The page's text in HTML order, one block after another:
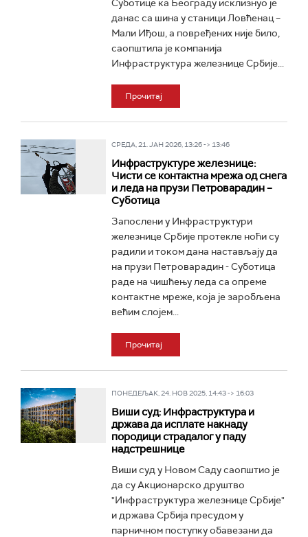
Суботице ка Београду исклизнуо је
данас са шина у станици Ловћенац –
Мали Иђош, а повређених није било,
саопштила је компанија
Инфраструктура железнице Србије...
Прочитај
СРЕДА, 21. ЈАН 2026, 13:26 -> 13:46
Инфраструктуре железнице:
Чисти се контактна мрежа од снега
и леда на прузи Петроварадин –
Суботица
Запослени у Инфраструктури
железнице Србије протекле ноћи су
радили и током дана настављају да
на прузи Петроварадин - Суботица
раде на чишћењу леда са опреме
контактне мреже, која је заробљена
већим слојем...
Прочитај
ПОНЕДЕЉАК, 24. НОВ 2025, 14:43 -> 16:03
Виши суд: Инфраструктура и
држава да исплате накнаду
породици страдалог у паду
надстрешнице
Виши суд у Новом Саду саопштио је
да су Акционарско друштво
"Инфраструктура железнице Србије"
и држава Србија пресудом у
парничном поступку обавезани да